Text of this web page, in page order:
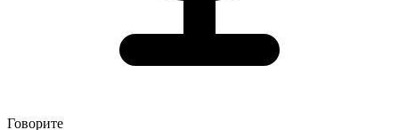
Говорите